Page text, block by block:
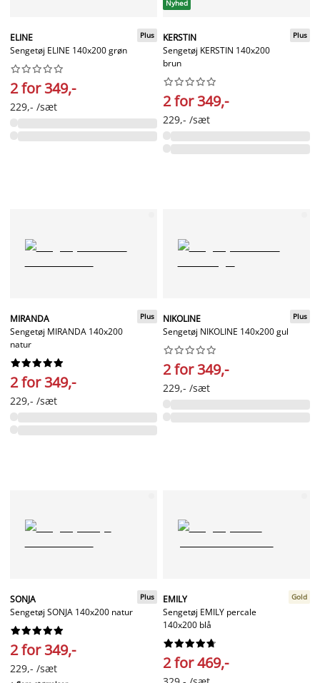
ELINE
Sengetøj ELINE 140x200 grøn
Plus






2 for 349,-
229,- /sæt
Nyhed
KERSTIN
Sengetøj KERSTIN 140x200
brun
Plus






2 for 349,-
229,- /sæt
MIRANDA
Sengetøj MIRANDA 140x200
natur
Plus






2 for 349,-
229,- /sæt
NIKOLINE
Sengetøj NIKOLINE 140x200 gul
Plus






2 for 349,-
229,- /sæt
SONJA
Sengetøj SONJA 140x200 natur
Plus






2 for 349,-
229,- /sæt
EMILY
Sengetøj EMILY percale
140x200 blå
Gold






2 for 469,-